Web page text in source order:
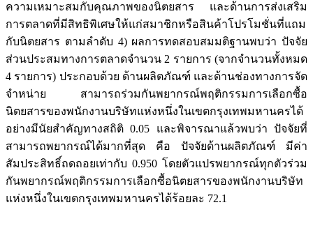
ความเหมาะสมกับคุณภาพของนิตยสาร และด้านการส่งเสริม
การตลาดที่มีสิทธิพิเศษให้แก่สมาชิกหรือสินค้าโปรโมชั่นที่แถม
กับนิตยสาร ตามลำดับ 4) ผลการทดสอบสมมติฐานพบว่า ปัจจัย
ส่วนประสมทางการตลาดจำนวน 2 รายการ (จากจำนวนทั้งหมด
4 รายการ) ประกอบด้วย ด้านผลิตภัณฑ์ และด้านช่องทางการจัด
จำหน่าย สามารถร่วมกันพยากรณ์พฤติกรรมการเลือกซื้อ
นิตยสารของพนักงานบริษัทแห่งหนึ่งในเขตกรุงเทพมหานครได้
อย่างมีนัยสำคัญทางสถิติ 0.05 และพิจารณาแล้วพบว่า ปัจจัยที่
สามารถพยากรณ์ได้มากที่สุด คือ ปัจจัยด้านผลิตภัณฑ์ มีค่า
สัมประสิทธิ์ถดถอยเท่ากับ 0.950 โดยตัวแปรพยากรณ์ทุกตัวร่วม
กันพยากรณ์พฤติกรรมการเลือกซื้อนิตยสารของพนักงานบริษัท
แห่งหนึ่งในเขตกรุงเทพมหานครได้ร้อยละ 72.1